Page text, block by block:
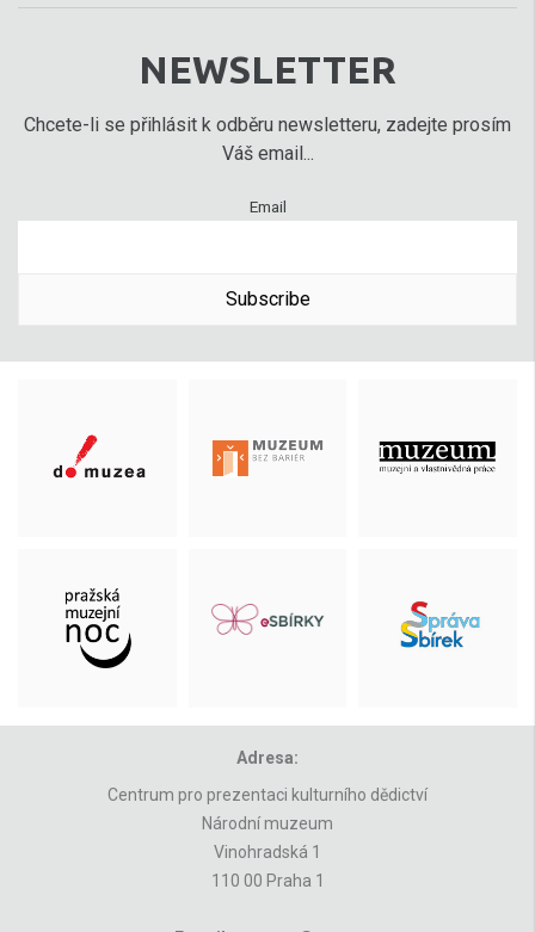
NEWSLETTER
Chcete-li se přihlásit k odběru newsletteru, zadejte prosím
Váš email...
Email
Subscribe
Adresa:
Centrum pro prezentaci kulturního dědictví
Národní muzeum
Vinohradská 1
110 00 Praha 1